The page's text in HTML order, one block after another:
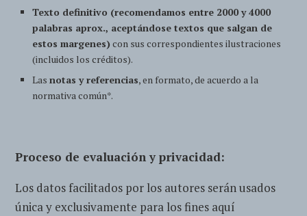
Texto definitivo (recomendamos entre 2000 y 4000
palabras aprox., aceptándose textos que salgan de
estos margenes) con sus correspondientes ilustraciones
(incluidos los créditos).
Lasnotas y referencias, en formato, de acuerdo a la
normativa común*.
Proceso de evaluación y privacidad:
Los datos facilitados por los autores serán usados
única y exclusivamente para los fines aquí